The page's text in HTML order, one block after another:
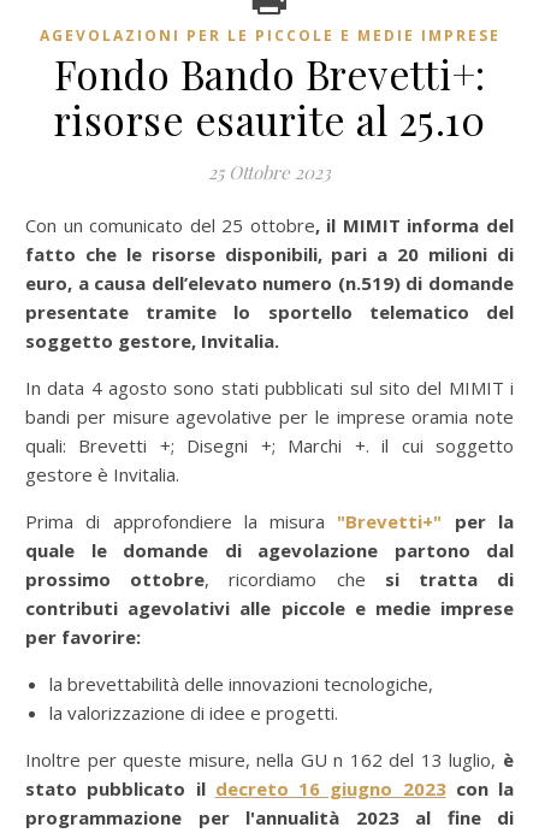
AGEVOLAZIONI PER LE PICCOLE E MEDIE IMPRESE
Fondo Bando Brevetti+:
risorse esaurite al 25.10
25 Ottobre 2023
Con un comunicato del 25 ottobre, il MIMIT informa del
fatto che le risorse disponibili, pari a 20 milioni di
euro, a causa dell’elevato numero (n.519) di domande
presentate tramite lo sportello telematico del
soggetto gestore, Invitalia.
In data 4 agosto sono stati pubblicati sul sito del MIMIT i
bandi per misure agevolative per le imprese oramia note
quali: Brevetti +; Disegni +; Marchi +. il cui soggetto
gestore è Invitalia.
Prima di approfondiere la misura "Brevetti+" per la
quale le domande di agevolazione partono dal
prossimo ottobre, ricordiamo che si tratta di
contributi agevolativi alle piccole e medie imprese
per favorire:
la brevettabilità delle innovazioni tecnologiche,
la valorizzazione di idee e progetti.
Inoltre per queste misure, nella GU n 162 del 13 luglio, è
stato pubblicato il decreto 16 giugno 2023con la
programmazione per l'annualità 2023 al fine di